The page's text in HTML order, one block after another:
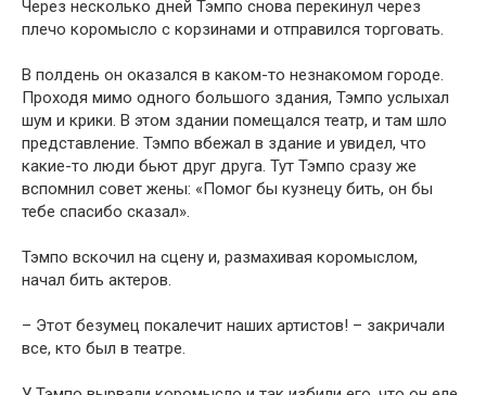
Через несколько дней Тэмпо снова перекинул через
плечо коромысло с корзинами и отправился торговать.
В полдень он оказался в каком-то незнакомом городе.
Проходя мимо одного большого здания, Тэмпо услыхал
шум и крики. В этом здании помещался театр, и там шло
представление. Тэмпо вбежал в здание и увидел, что
какие-то люди бьют друг друга. Тут Тэмпо сразу же
вспомнил совет жены: «Помог бы кузнецу бить, он бы
тебе спасибо сказал».
Тэмпо вскочил на сцену и, размахивая коромыслом,
начал бить актеров.
– Этот безумец покалечит наших артистов! – закричали
все, кто был в театре.